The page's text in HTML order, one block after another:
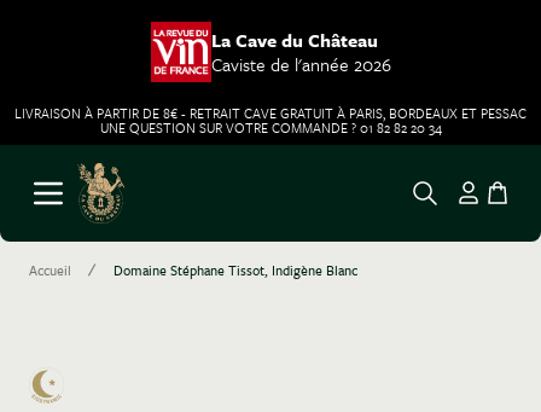
La Cave du Château
Caviste de l'année 2026
LIVRAISON À PARTIR DE 8€ - RETRAIT CAVE GRATUIT À PARIS, BORDEAUX ET PESSAC
UNE QUESTION SUR VOTRE COMMANDE ? 01 82 82 20 34
Aller au contenu
Ouvrir le menu
Accueil / Domaine Stéphane Tissot, Indigène Blanc